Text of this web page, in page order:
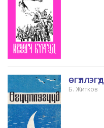
ӨГҮҮЛЛЭГҮҮД
Б. Житков